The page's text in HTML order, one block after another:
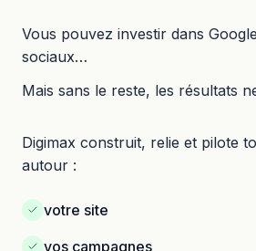
Vous pouvez investir dans
sociaux…
Mais sans le reste, les résultats
Digimax construit, relie et pilote
autour :
votre site
vos campagnes